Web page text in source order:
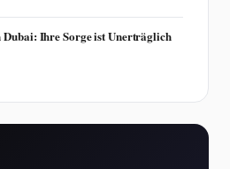
Dubai: Ihre Sorge ist Unerträglich